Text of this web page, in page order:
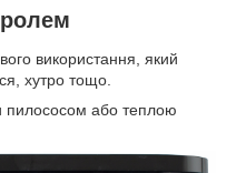
використання, який
хутро тощо.
пилососом або теплою